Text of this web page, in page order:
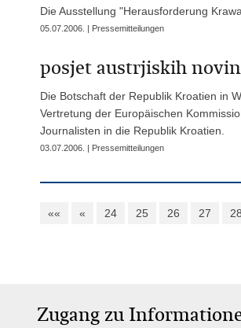
Die Ausstellung "Herausforderung
05.07.2006. | Pressemitteilungen
posjet austrjiskih
Die Botschaft der Republik Kroatien in
Vertretung der Europäischen
Journalisten in die Republik Kroatien.
03.07.2006. | Pressemitteilungen
«« « 24 25 26 27 28
Zugang zu